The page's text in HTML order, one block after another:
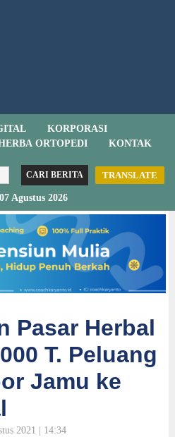
KORPORASI
ORTOPEDI KONTAK
TRANSLATE
Agustus 2026
Pasar Herbal
T. Peluang
Jamu ke
2021 | 14:34